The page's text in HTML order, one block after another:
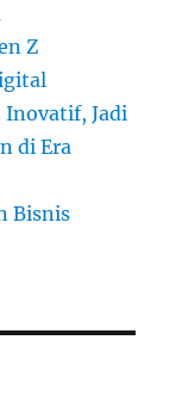
Z
Inovatif, Jadi
di Era
Bisnis